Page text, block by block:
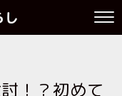
し
！？初めて